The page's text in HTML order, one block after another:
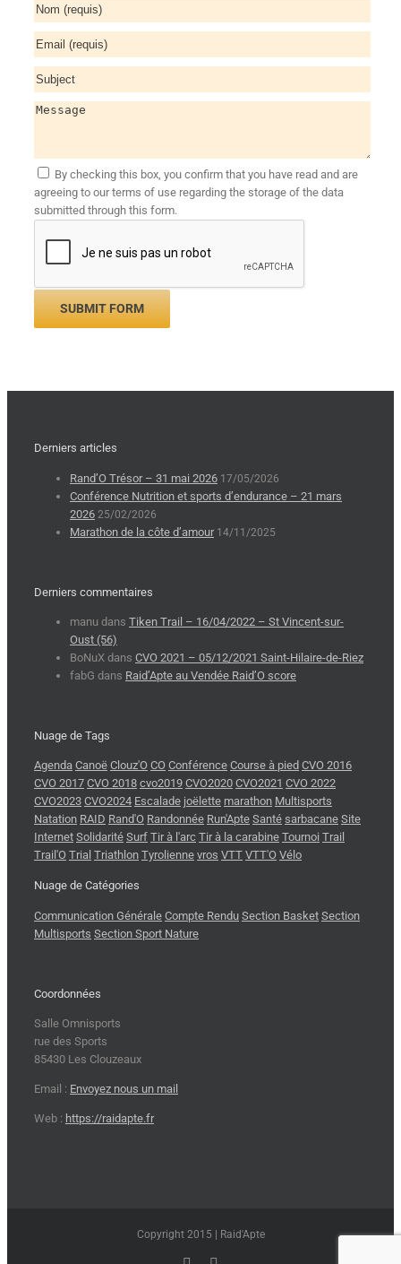
By checking this box, you confirm that you have read and are
agreeing to our terms of use regarding the storage of the data
submitted through this form.
Derniers articles
Rand’O Trésor – 31 mai 2026 17/05/2026
Conférence Nutrition et sports d’endurance – 21 mars
2026 25/02/2026
Marathon de la côte d’amour 14/11/2025
Derniers commentaires
manu dans Tiken Trail – 16/04/2022 – St Vincent-sur-
Oust (56)
BoNuX dans CVO 2021 – 05/12/2021 Saint-Hilaire-de-Riez
fabG dans Raid’Apte au Vendée Raid’O score
Nuage de Tags
Agenda Canoë Clouz'O CO Conférence Course à pied CVO 2016
CVO 2017 CVO 2018 cvo2019 CVO2020 CVO2021 CVO 2022
CVO2023 CVO2024 Escalade joëlette marathon Multisports
Natation RAID Rand'O Randonnée Run'Apte Santé sarbacane Site
Internet Solidarité Surf Tir à l'arc Tir à la carabine Tournoi Trail
Trail'O Trial Triathlon Tyrolienne vros VTT VTT'O Vélo
Nuage de Catégories
Communication Générale Compte Rendu Section Basket Section
Multisports Section Sport Nature
Coordonnées
Salle Omnisports
rue des Sports
85430 Les Clouzeaux
Email : Envoyez nous un mail
Web : https://raidapte.fr
Copyright 2015 | Raid'Apte